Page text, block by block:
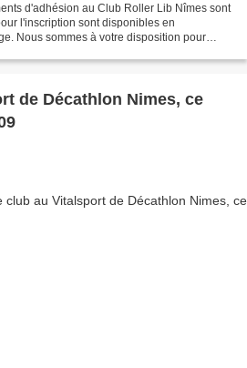
d'adhésion au Club Roller Lib Nîmes sont
l'inscription sont disponibles en
Nous sommes à votre disposition pour
de Décathlon Nimes, ce